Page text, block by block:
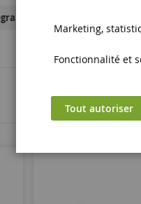
de sécurité
Marketing,
Fonctionnalité et
Tout autoriser